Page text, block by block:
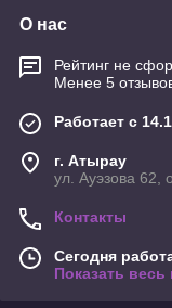
О нас
Рейтинг не
Менее 5
Работает с
г. Атырау
ул. Ауэзова 62,
Контакты
Сегодня
Показать